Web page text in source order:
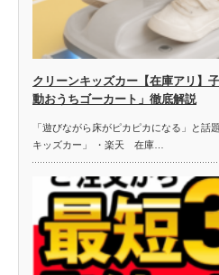
クリーンキッズカー【在庫アリ】
動おうちゴーカート」徹底解説
「遊びながら床がピカピカになる」と話
キッズカー」 ・楽天 在庫…